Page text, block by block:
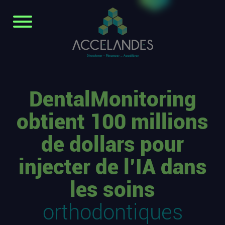
DentalMonitoring
obtient 100 millions
de dollars pour
injecter de l’IA dans
les soins
orthodontiques